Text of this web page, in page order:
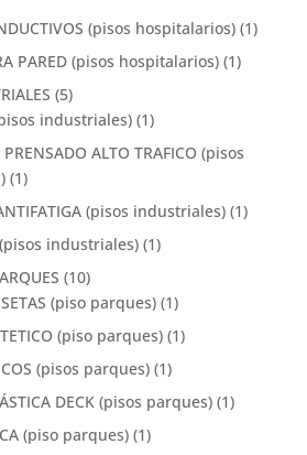
(pisos hospitalarios) (1)
PARED (pisos hospitalarios) (1)
(5)
industriales) (1)
ALTO TRAFICO (pisos
(1)
(pisos industriales) (1)
(pisos industriales) (1)
(10)
(piso parques) (1)
(piso parques) (1)
(pisos parques) (1)
DECK (pisos parques) (1)
(piso parques) (1)